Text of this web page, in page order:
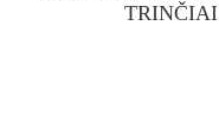
TRINČIAI